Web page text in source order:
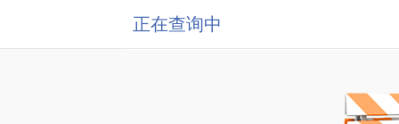
正在查询中